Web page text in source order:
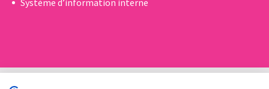
Système d’information interne